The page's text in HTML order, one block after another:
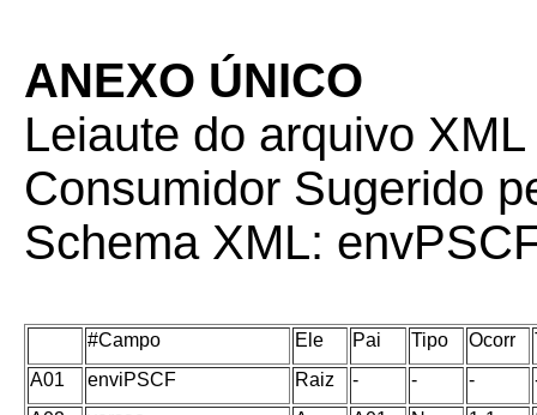
ANEXO ÚNICO
Leiaute do arquivo
Consumidor Sugerido
Schema XML:
#Campo Ele Pai Tipo Ocorr
A01
enviPSCF Raiz - - -